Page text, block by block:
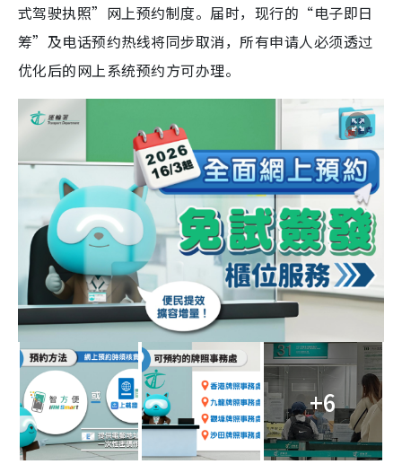
式驾驶执照”网上预约制度。届时，现行的“电子即日
筹”及电话预约热线将同步取消，所有申请人必须透过
优化后的网上系统预约方可办理。
+6